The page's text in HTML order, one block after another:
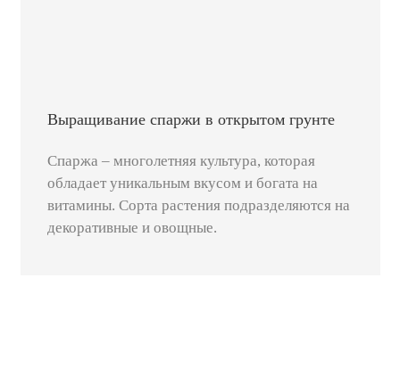
Выращивание спаржи в открытом грунте
Спаржа – многолетняя культура, которая
обладает уникальным вкусом и богата на
витамины. Сорта растения подразделяются на
декоративные и овощные.